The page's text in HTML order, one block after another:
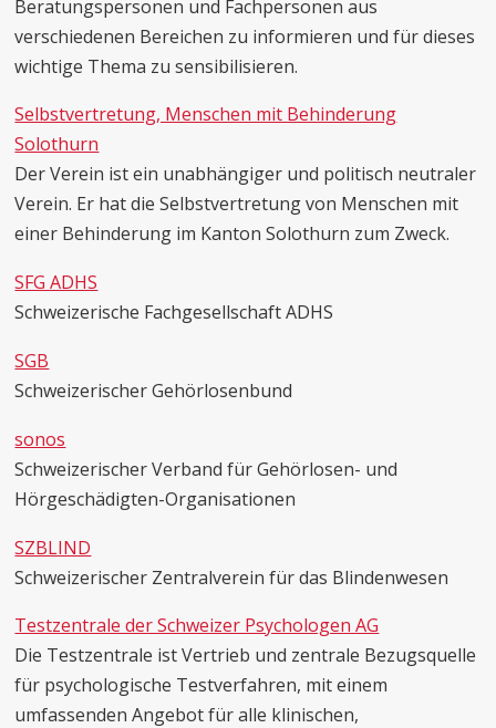
Beratungspersonen und Fachpersonen aus
verschiedenen Bereichen zu informieren und für dieses
wichtige Thema zu sensibilisieren.
Selbstvertretung, Menschen mit Behinderung
Solothurn
Der Verein ist ein unabhängiger und politisch neutraler
Verein. Er hat die Selbstvertretung von Menschen mit
einer Behinderung im Kanton Solothurn zum Zweck.
SFG ADHS
Schweizerische Fachgesellschaft ADHS
SGB
Schweizerischer Gehörlosenbund
sonos
Schweizerischer Verband für Gehörlosen- und
Hörgeschädigten-Organisationen
SZBLIND
Schweizerischer Zentralverein für das Blindenwesen
Testzentrale der Schweizer Psychologen AG
Die Testzentrale ist Vertrieb und zentrale Bezugsquelle
für psychologische Testverfahren, mit einem
umfassenden Angebot für alle klinischen,